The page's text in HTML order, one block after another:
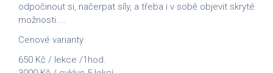
odpočinout si, načerpat síly, a třeba i v sobě objevit skryté
možnosti....
Cenové varianty
650 Kč / lekce /1hod.